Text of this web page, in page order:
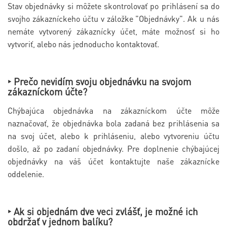
Stav objednávky si môžete skontrolovať po prihlásení sa do
svojho zákazníckeho účtu v záložke "Objednávky". Ak u nás
nemáte vytvorený zákaznícky účet, máte možnosť si ho
vytvoriť, alebo nás jednoducho kontaktovať.
‣ Prečo nevidím svoju objednávku na svojom
zákazníckom účte?
Chýbajúca objednávka na zákazníckom účte môže
naznačovať, že objednávka bola zadaná bez prihlásenia sa
na svoj účet, alebo k prihláseniu, alebo vytvoreniu účtu
došlo, až po zadaní objednávky. Pre doplnenie chýbajúcej
objednávky na váš účet kontaktujte naše zákaznícke
oddelenie.
‣ Ak si objednám dve veci zvlášť, je možné ich
obdržať v jednom balíku?